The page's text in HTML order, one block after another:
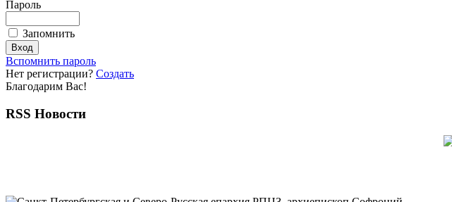
Пароль
Запомнить
Вспомнить пароль
Нет регистрации? Создать
Благодарим Вас!
RSS Новости